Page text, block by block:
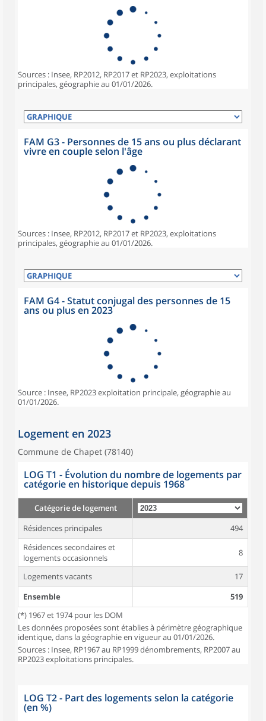
Sources : Insee, RP2012, RP2017 et RP2023, exploitations
principales, géographie au 01/01/2026.
FAM G3 - Personnes de 15 ans ou plus déclarant
vivre en couple selon l'âge
Sources : Insee, RP2012, RP2017 et RP2023, exploitations
principales, géographie au 01/01/2026.
FAM G4 - Statut conjugal des personnes de 15
ans ou plus en 2023
Source : Insee, RP2023 exploitation principale, géographie au
01/01/2026.
Logement en 2023
Commune de Chapet (78140)
LOG T1 - Évolution du nombre de logements par
catégorie en historique depuis 1968
Catégorie de logement
Résidences principales
494
Résidences secondaires et
logements occasionnels
8
Logements vacants
17
Ensemble
519
(*) 1967 et 1974 pour les DOM
Les données proposées sont établies à périmètre géographique
identique, dans la géographie en vigueur au 01/01/2026.
Sources : Insee, RP1967 au RP1999 dénombrements, RP2007 au
RP2023 exploitations principales.
LOG T2 - Part des logements selon la catégorie
(en %)